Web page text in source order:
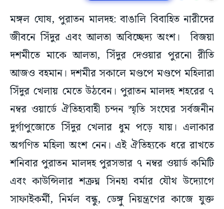
মঙ্গল ঘোষ, পুরাতন মালদহ: বাঙালি বিবাহিত নারীদের
জীবনে সিঁদুর এবং আলতা অবিচ্ছেদ্য অংশ। বিজয়া
দশমীতে মাকে আলতা, সিঁদুর দেওয়ার পুরনো রীতি
আজও বহমান। দশমীর সকালে মণ্ডপে মণ্ডপে মহিলারা
সিঁদুর খেলায় মেতে উঠবেন। পুরাতন মালদহ শহরের ৭
নম্বর ওয়ার্ডে ঐতিহ্যবাহী চন্দন স্মৃতি সংঘের সর্বজনীন
দুর্গাপুজোতে সিঁদুর খেলার ধুম পড়ে যায়। এলাকার
অগণিত মহিলা অংশ নেন। এই ঐতিহ্যকে ধরে রাখতে
শনিবার পুরাতন মালদহ পুরসভার ৭ নম্বর ওয়ার্ড কমিটি
এবং কাউন্সিলার শক্রঘ্ন সিনহা বর্মার যৌথ উদ্যোগে
সাফাইকর্মী, নির্মল বন্ধু, ডেঙ্গু নিয়ন্ত্রণের কাজে যুক্ত